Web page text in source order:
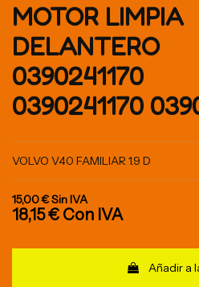
MOTOR LIMPIA
DELANTERO
0390241170
0390241170
VOLVO V40 FAMILIAR 1.9 D
15,00 €Sin IVA
18,15 € Con IVA
Añadir a